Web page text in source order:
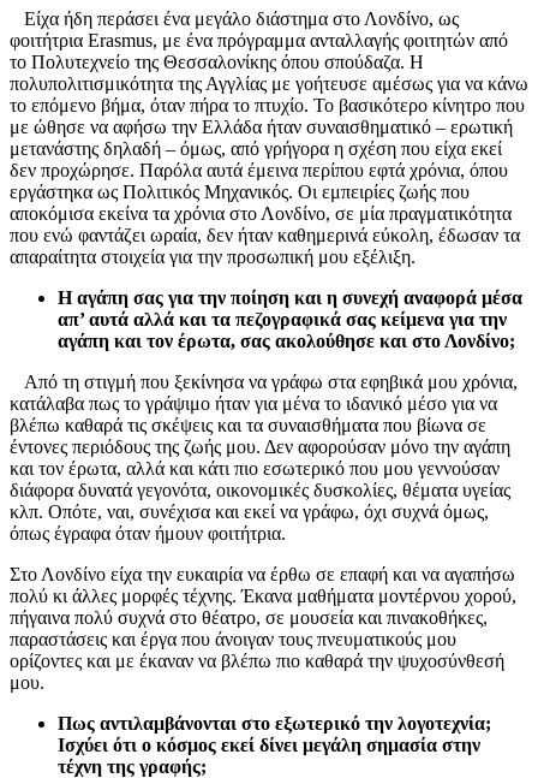
Είχα ήδη περάσει ένα μεγάλο διάστημα στο Λονδίνο, ως
φοιτήτρια Erasmus, με ένα πρόγραμμα ανταλλαγής φοιτητών από
το Πολυτεχνείο της Θεσσαλονίκης όπου σπούδαζα. Η
πολυπολιτισμικότητα της Αγγλίας με γοήτευσε αμέσως για να κάνω
το επόμενο βήμα, όταν πήρα το πτυχίο. Το βασικότερο κίνητρο που
με ώθησε να αφήσω την Ελλάδα ήταν συναισθηματικό – ερωτική
μετανάστης δηλαδή – όμως, από γρήγορα η σχέση που είχα εκεί
δεν προχώρησε. Παρόλα αυτά έμεινα περίπου εφτά χρόνια, όπου
εργάστηκα ως Πολιτικός Μηχανικός. Οι εμπειρίες ζωής που
αποκόμισα εκείνα τα χρόνια στο Λονδίνο, σε μία πραγματικότητα
που ενώ φαντάζει ωραία, δεν ήταν καθημερινά εύκολη, έδωσαν τα
απαραίτητα στοιχεία για την προσωπική μου εξέλιξη.
Η αγάπη σας για την ποίηση και η συνεχή αναφορά μέσα
απ’ αυτά αλλά και τα πεζογραφικά σας κείμενα για την
αγάπη και τον έρωτα, σας ακολούθησε και στο Λονδίνο;
Από τη στιγμή που ξεκίνησα να γράφω στα εφηβικά μου χρόνια,
κατάλαβα πως το γράψιμο ήταν για μένα το ιδανικό μέσο για να
βλέπω καθαρά τις σκέψεις και τα συναισθήματα που βίωνα σε
έντονες περιόδους της ζωής μου. Δεν αφορούσαν μόνο την αγάπη
και τον έρωτα, αλλά και κάτι πιο εσωτερικό που μου γεννούσαν
διάφορα δυνατά γεγονότα, οικονομικές δυσκολίες, θέματα υγείας
κλπ. Οπότε, ναι, συνέχισα και εκεί να γράφω, όχι συχνά όμως,
όπως έγραφα όταν ήμουν φοιτήτρια.
Στο Λονδίνο είχα την ευκαιρία να έρθω σε επαφή και να αγαπήσω
πολύ κι άλλες μορφές τέχνης. Έκανα μαθήματα μοντέρνου χορού,
πήγαινα πολύ συχνά στο θέατρο, σε μουσεία και πινακοθήκες,
παραστάσεις και έργα που άνοιγαν τους πνευματικούς μου
ορίζοντες και με έκαναν να βλέπω πιο καθαρά την ψυχοσύνθεσή
μου.
Πως αντιλαμβάνονται στο εξωτερικό την λογοτεχνία;
Ισχύει ότι ο κόσμος εκεί δίνει μεγάλη σημασία στην
τέχνη της γραφής;